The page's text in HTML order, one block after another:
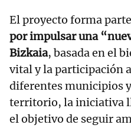
El proyecto forma
por impulsar una
Bizkaia, basada en el
vital y la participación
diferentes municipios
territorio, la iniciativa
el objetivo de seguir